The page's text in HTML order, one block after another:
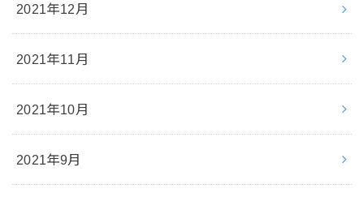
2021年12月
2021年11月
2021年10月
2021年9月